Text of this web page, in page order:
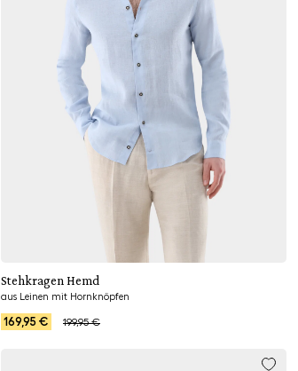
Hinzufügen
Stehkragen Hemd
aus Leinen mit Hornknöpfen
169,95 € 199,95 €